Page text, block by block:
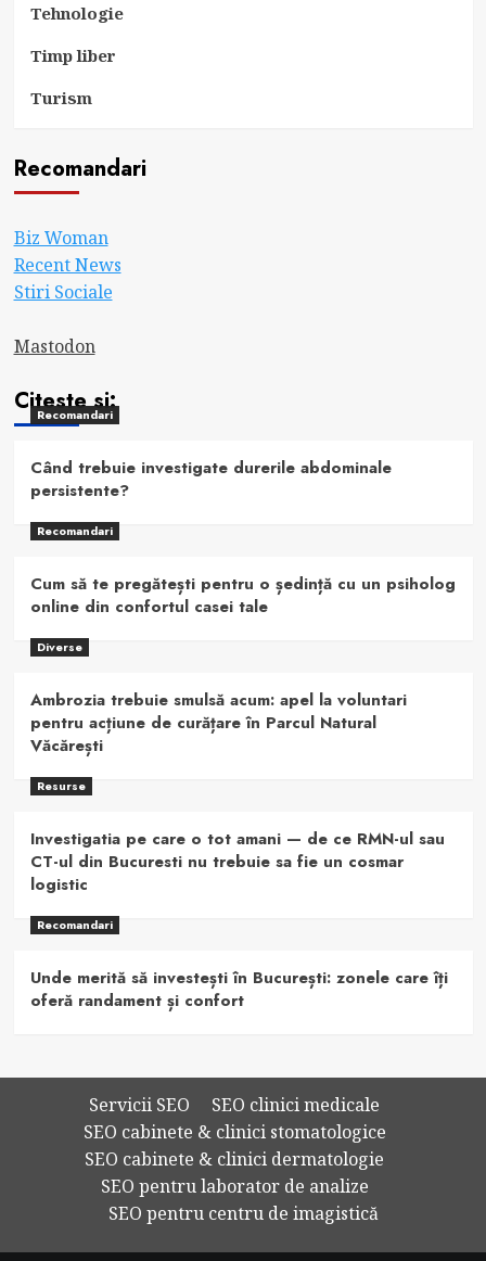
Tehnologie
Timp liber
Turism
Recomandari
Biz Woman
Recent News
Stiri Sociale
Mastodon
Citeste si:
Recomandari
Când trebuie investigate durerile abdominale
persistente?
Recomandari
Cum să te pregătești pentru o ședință cu un psiholog
online din confortul casei tale
Diverse
Ambrozia trebuie smulsă acum: apel la voluntari
pentru acțiune de curățare în Parcul Natural
Văcărești
Resurse
Investigatia pe care o tot amani — de ce RMN-ul sau
CT-ul din Bucuresti nu trebuie sa fie un cosmar
logistic
Recomandari
Unde merită să investești în București: zonele care îți
oferă randament și confort
Servicii SEO
SEO clinici medicale
SEO cabinete & clinici stomatologice
SEO cabinete & clinici dermatologie
SEO pentru laborator de analize
SEO pentru centru de imagistică